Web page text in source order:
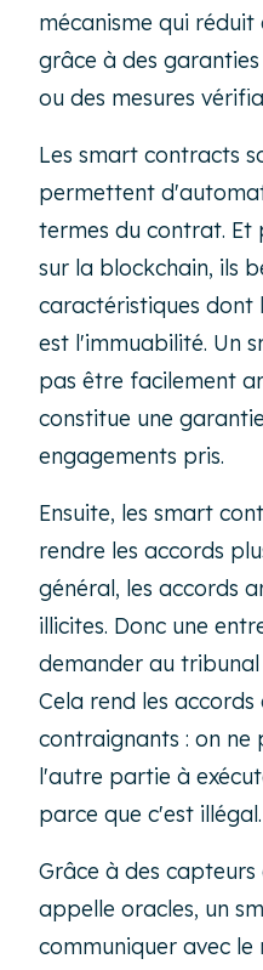
mécanisme qui réduit
grâce à des
ou des mesures
Les smart contracts
permettent
termes du contrat. Et
sur la blockchain, ils
caractéristiques dont
est l'immuabilité. Un
pas être facilement
constitue une
engagements pris.
Ensuite, les smart
rendre les accords
général, les accords
illicites. Donc une
demander au
Cela rend les
contraignants : on
l'autre partie à
parce que c'est illégal.
Grâce à des
appelle oracles, un
communiquer avec le